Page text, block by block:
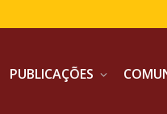
PUBLICAÇÕES